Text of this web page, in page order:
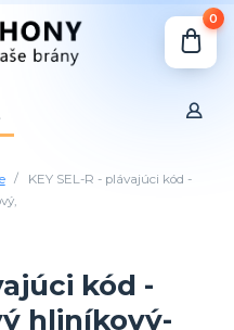
0
KEY SEL-R - plávajúci kód -
kód -
hliníkový-